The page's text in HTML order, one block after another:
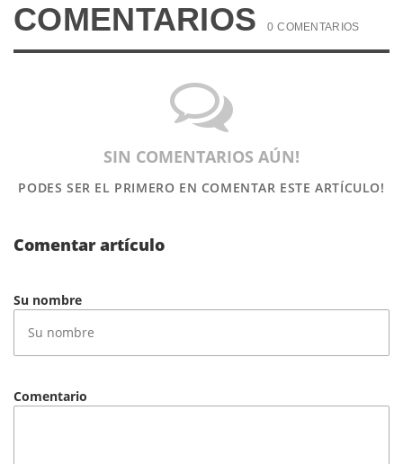
COMENTARIOS 0 COMENTARIOS
SIN COMENTARIOS AÚN!
PODES SER EL PRIMERO EN COMENTAR ESTE ARTÍCULO!
Comentar artículo
Su nombre
Comentario